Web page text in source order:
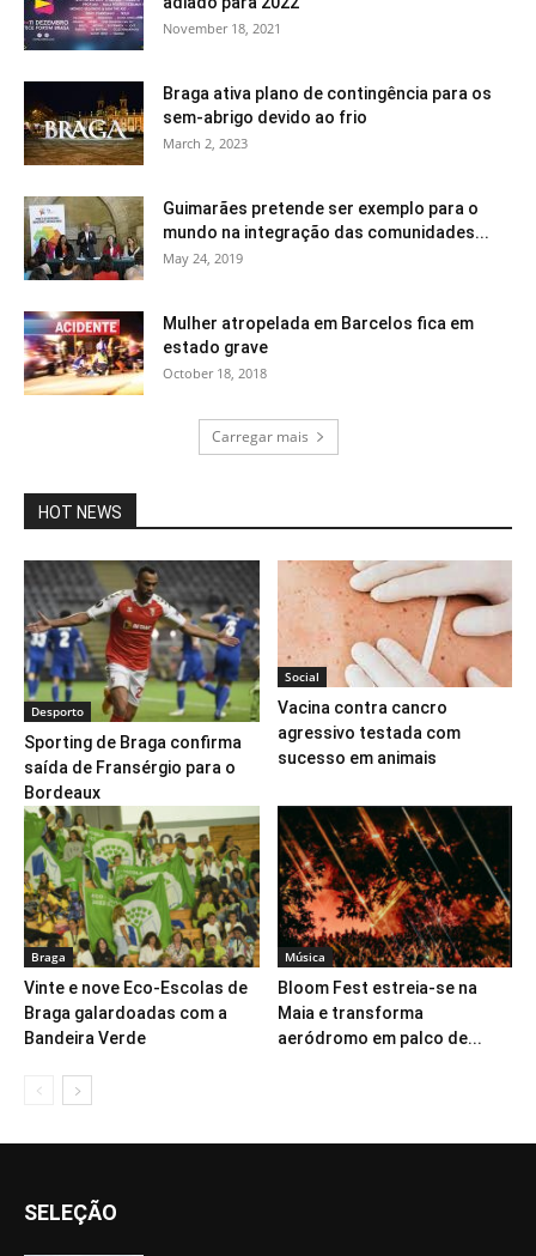
November 18, 2021
Braga ativa plano de contingência para os
sem-abrigo devido ao frio
March 2, 2023
Guimarães pretende ser exemplo para o
mundo na integração das comunidades...
May 24, 2019
Mulher atropelada em Barcelos fica em
estado grave
October 18, 2018
Carregar mais
HOT NEWS
Desporto
Sporting de Braga confirma
saída de Fransérgio para o
Bordeaux
Social
Vacina contra cancro
agressivo testada com
sucesso em animais
Braga
Vinte e nove Eco-Escolas de
Braga galardoadas com a
Bandeira Verde
Música
Bloom Fest estreia-se na
Maia e transforma
aeródromo em palco de...
SELEÇÃO